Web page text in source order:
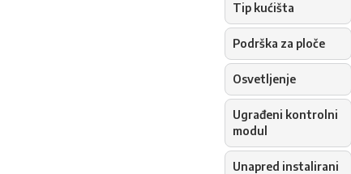
Tip kućišta
Podrška za ploče
Osvetljenje
Ugrađeni kontrolni
modul
Unapred instalirani